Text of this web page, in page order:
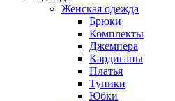
Женская одежда
Брюки
Комплекты
Джемпера
Кардиганы
Платья
Туники
Юбки